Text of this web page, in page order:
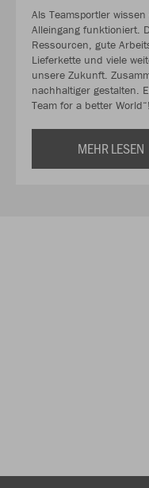
Als Teamsportler
Alleingang funktioniert.
Ressourcen, gute
Lieferkette und viele
unsere Zukunft.
nachhaltiger gestalten.
Team for a better World“!
MEHR LESEN